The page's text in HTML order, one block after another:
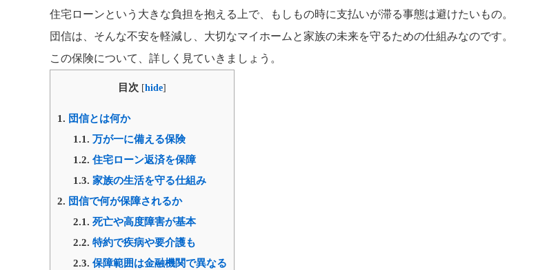
住宅ローンという大きな負担を抱える上で、もしもの時に支払いが滞る事態は避けたいもの。
団信は、そんな不安を軽減し、大切なマイホームと家族の未来を守るための仕組みなのです。
この保険について、詳しく見ていきましょう。
目次 [hide]
1. 団信とは何か
1.1. 万が一に備える保険
1.2. 住宅ローン返済を保障
1.3. 家族の生活を守る仕組み
2. 団信で何が保障されるか
2.1. 死亡や高度障害が基本
2.2. 特約で疾病や要介護も
2.3. 保障範囲は金融機関で異なる